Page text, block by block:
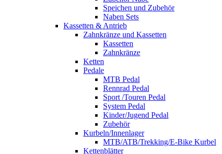
Speichen und Zubehör
Naben Sets
Kassetten & Antrieb
Zahnkränze und Kassetten
Kassetten
Zahnkränze
Ketten
Pedale
MTB Pedal
Rennrad Pedal
Sport /Touren Pedal
System Pedal
Kinder/Jugend Pedal
Zubehör
Kurbeln/Innenlager
MTB/ATB/Trekking/E-Bike Kurbel
Kettenblätter